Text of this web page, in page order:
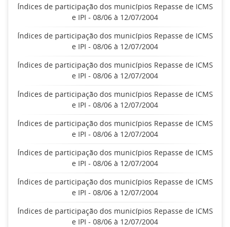
Índices de participação dos municípios Repasse de ICMS
e IPI - 08/06 à 12/07/2004
Índices de participação dos municípios Repasse de ICMS
e IPI - 08/06 à 12/07/2004
Índices de participação dos municípios Repasse de ICMS
e IPI - 08/06 à 12/07/2004
Índices de participação dos municípios Repasse de ICMS
e IPI - 08/06 à 12/07/2004
Índices de participação dos municípios Repasse de ICMS
e IPI - 08/06 à 12/07/2004
Índices de participação dos municípios Repasse de ICMS
e IPI - 08/06 à 12/07/2004
Índices de participação dos municípios Repasse de ICMS
e IPI - 08/06 à 12/07/2004
Índices de participação dos municípios Repasse de ICMS
e IPI - 08/06 à 12/07/2004